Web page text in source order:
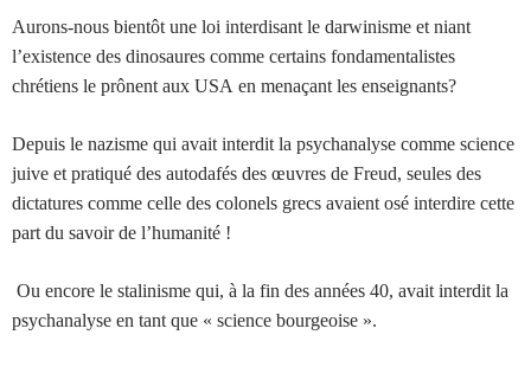
Aurons-nous bientôt une loi interdisant le darwinisme et niant
l’existence des dinosaures comme certains fondamentalistes
chrétiens le prônent aux USA en menaçant les enseignants?
Depuis le nazisme qui avait interdit la psychanalyse comme science
juive et pratiqué des autodafés des œuvres de Freud, seules des
dictatures comme celle des colonels grecs avaient osé interdire cette
part du savoir de l’humanité !
Ou encore le stalinisme qui, à la fin des années 40, avait interdit la
psychanalyse en tant que « science bourgeoise ».